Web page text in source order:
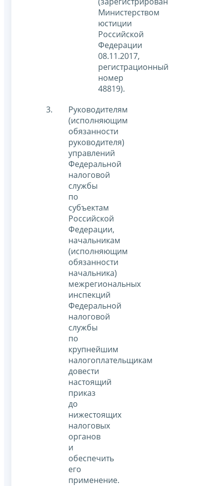
Министерством
юстиции
Российской
Федерации
08.11.2017,
регистрационный
номер
48819).
Руководителям
(исполняющим
обязанности
руководителя)
управлений
Федеральной
налоговой
службы
по
субъектам
Российской
Федерации,
начальникам
(исполняющим
обязанности
начальника)
межрегиональных
инспекций
Федеральной
налоговой
службы
по
крупнейшим
налогоплательщикам
довести
настоящий
приказ
до
нижестоящих
налоговых
органов
и
обеспечить
его
применение.